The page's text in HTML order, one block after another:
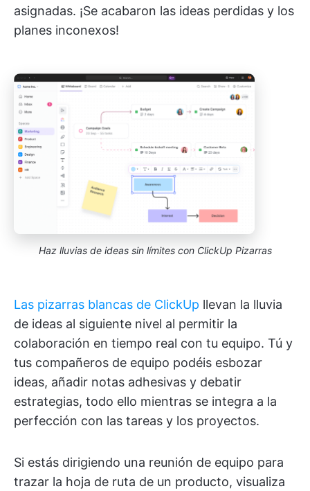
asignadas. ¡Se acabaron las ideas perdidas y los
planes inconexos!
Haz lluvias de ideas sin límites con ClickUp Pizarras
Las pizarras blancas de ClickUp llevan la lluvia
de ideas al siguiente nivel al permitir la
colaboración en tiempo real con tu equipo. Tú y
tus compañeros de equipo podéis esbozar
ideas, añadir notas adhesivas y debatir
estrategias, todo ello mientras se integra a la
perfección con las tareas y los proyectos.
Si estás dirigiendo una reunión de equipo para
trazar la hoja de ruta de un producto, visualiza